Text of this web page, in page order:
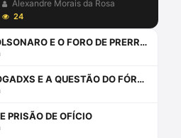
André Necchio
Alexandre Morais da Rosa
24
#262 CASO FLÁVIO BOLSONARO E O FORO DE PRERROGATIVA DE FUNÇÃO
#246 PARABÉNS ADVOGADXS E A QUESTÃO DO FÓRUM SHOPPING
PRISÃO DE OFÍCIO